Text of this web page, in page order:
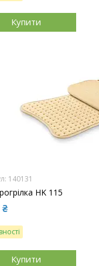
Купити
140131
HK 115
₴
Купити